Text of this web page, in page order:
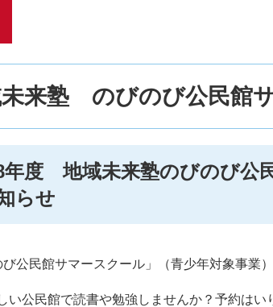
未来塾 のびのび公民館
年度 地域未来塾のびのび公
らせ
び公民館サマースクール」（青少年対象事業）
い公民館で読書や勉強しませんか？予約はい